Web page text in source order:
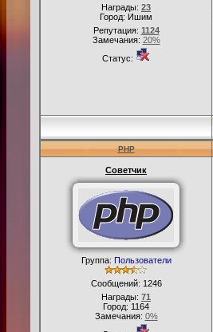
Награды: 23
Город: Ишим
Репутация: 1124
Замечания: 20%
Статус:
PHP
Советчик
Группа: Пользователи
Сообщений: 1246
Награды: 71
Город: 1164
Замечания: 0%